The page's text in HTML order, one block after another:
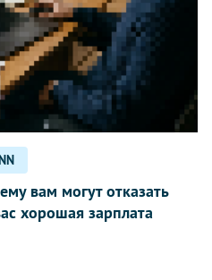
вам могут отказать
хорошая зарплата